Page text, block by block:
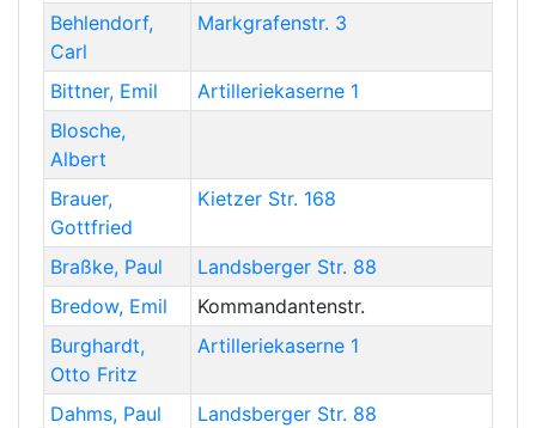
Behlendorf,
Carl
Markgrafenstr. 3
Bittner, Emil
Artilleriekaserne 1
Blosche,
Albert
Brauer,
Gottfried
Kietzer Str. 168
Braßke, Paul
Landsberger Str. 88
Bredow, Emil
Kommandantenstr.
Burghardt,
Otto Fritz
Artilleriekaserne 1
Dahms, Paul
Landsberger Str. 88